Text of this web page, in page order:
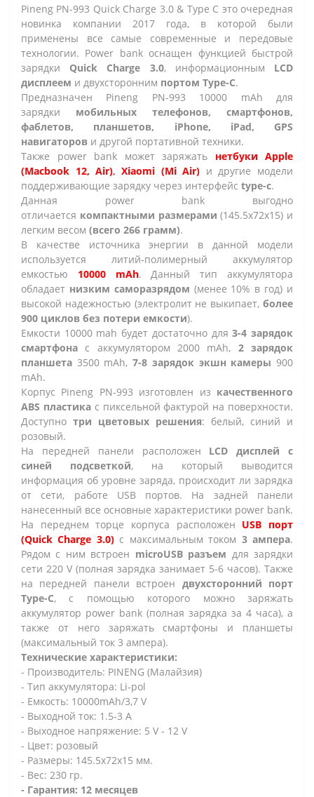
Pineng PN-993 Quick Charge 3.0 & Type C это очередная
новинка компании 2017 года, в которой были
применены все самые современные и передовые
технологии. Power bank оснащен функцией быстрой
зарядки Quick Charge 3.0, информационным LCD
дисплеем и двухсторонним портом Type-C.
Предназначен Pineng PN-993 10000 mAh для
зарядки мобильных телефонов, смартфонов,
фаблетов, планшетов, iPhone, iPad, GPS
навигаторов и другой портативной техники.
Также power bank может заряжать нетбуки Apple
(Macbook 12, Air), Xiaomi (Mi Air) и другие модели
поддерживающие зарядку через интерфейс type-c.
Данная power bank выгодно
отличается компактными размерами (145.5x72x15) и
легким весом (всего 266 грамм).
В качестве источника энергии в данной модели
используется литий-полимерный аккумулятор
емкостью 10000 mAh. Данный тип аккумулятора
обладает низким саморазрядом (менее 10% в год) и
высокой надежностью (электролит не выкипает, более
900 циклов без потери емкости).
Емкости 10000 mah будет достаточно для3-4 зарядок
смартфона с аккумулятором 2000 mAh, 2 зарядок
планшета 3500 mAh,7-8 зарядок экшн камеры 900
mAh.
Корпус Pineng PN-993 изготовлен из качественного
ABS пластикас пиксельной фактурой на поверхности.
Доступно три цветовых решения: белый, синий и
розовый.
На передней панели расположен LCD дисплей c
синей подсветкой, на который выводится
информация об уровне заряда, происходит ли зарядка
от сети, работе USB портов. На задней панели
нанесенный все основные характеристики power bank.
На переднем торце корпуса расположен USB порт
(Quick Charge 3.0)с максимальным током 3 ампера.
Рядом с ним встроен microUSB разъем для зарядки
сети 220 V (полная зарядка занимает 5-6 часов). Также
на передней панели встроен двухсторонний порт
Type-C, с помощью которого можно заряжать
аккумулятор power bank (полная зарядка за 4 часа), а
также от него заряжать смартфоны и планшеты
(максимальный ток 3 ампера).
Технические характеристики:
- Производитель: PINENG (Малайзия)
- Тип аккумулятора: Li-pol
- Емкость: 10000mAh/3,7 V
- Выходной ток: 1.5-3 A
- Выходное напряжение: 5 V - 12 V
- Цвет: розовый
- Размеры: 145.5x72x15 мм.
- Вес: 230 гр.
- Гарантия: 12 месяцев